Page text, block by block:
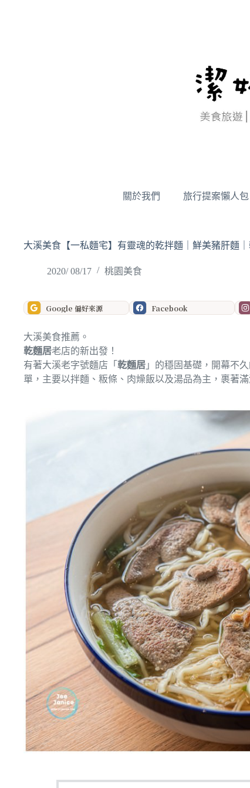
關於我們 旅行提案懶人包
大溪美食【一私麵宅】有靈魂的乾拌麵｜鮮美豬肝麵
2020/ 08/17 桃園美食
Google 偏好來源 Facebook
大溪美食推薦。
乾麵居老店的新出發！
有著大溪老字號麵店「 乾麵居 」的穩固基礎，開幕不久
單，主要以拌麵、粄條、肉燥飯以及湯品為主，裹著